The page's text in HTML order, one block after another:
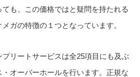
も、この価格ではと疑問を持たれる
ガの特徴の１つとなっています。
プリートサービスは全25項目にも及ぶ
オーバーホールを行います。正規な